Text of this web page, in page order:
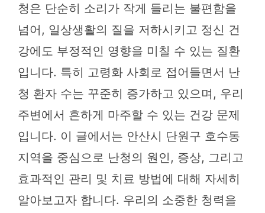
청은 단순히 소리가 작게 들리는 불편함을
넘어, 일상생활의 질을 저하시키고 정신 건
강에도 부정적인 영향을 미칠 수 있는 질환
입니다. 특히 고령화 사회로 접어들면서 난
청 환자 수는 꾸준히 증가하고 있으며, 우리
주변에서 흔하게 마주할 수 있는 건강 문제
입니다. 이 글에서는 안산시 단원구 호수동
지역을 중심으로 난청의 원인, 증상, 그리고
효과적인 관리 및 치료 방법에 대해 자세히
알아보고자 합니다. 우리의 소중한 청력을